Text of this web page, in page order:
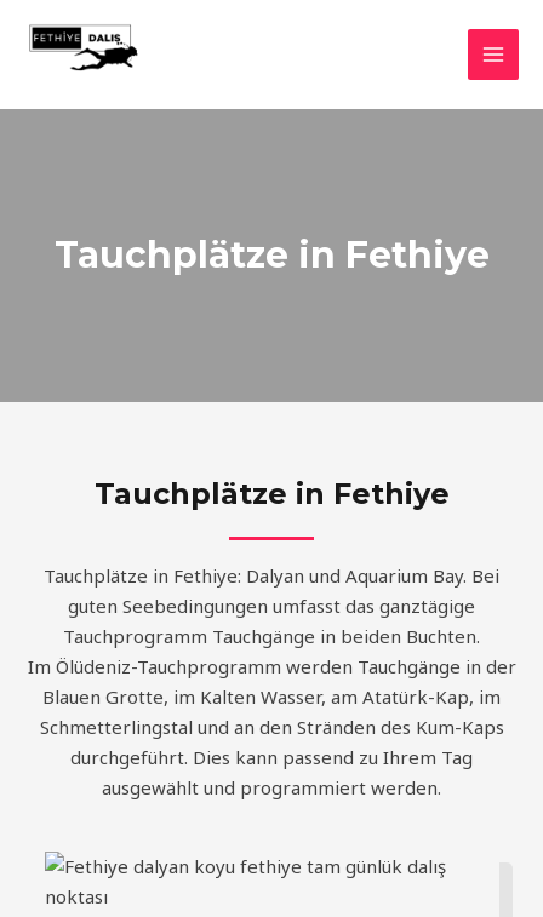
Inhalt
springen
Tauchplätze in Fethiye
Tauchplätze in Fethiye
Tauchplätze in Fethiye: Dalyan und Aquarium Bay. Bei
guten Seebedingungen umfasst das ganztägige
Tauchprogramm Tauchgänge in beiden Buchten.
Im Ölüdeniz-Tauchprogramm werden Tauchgänge in der
Blauen Grotte, im Kalten Wasser, am Atatürk-Kap, im
Schmetterlingstal und an den Stränden des Kum-Kaps
durchgeführt. Dies kann passend zu Ihrem Tag
ausgewählt und programmiert werden.